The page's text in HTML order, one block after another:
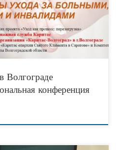
конференция